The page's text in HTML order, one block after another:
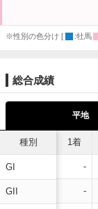
※性別の色分け [ :牡馬
総合成績
平地
種別
GI
GII
1着
-
-